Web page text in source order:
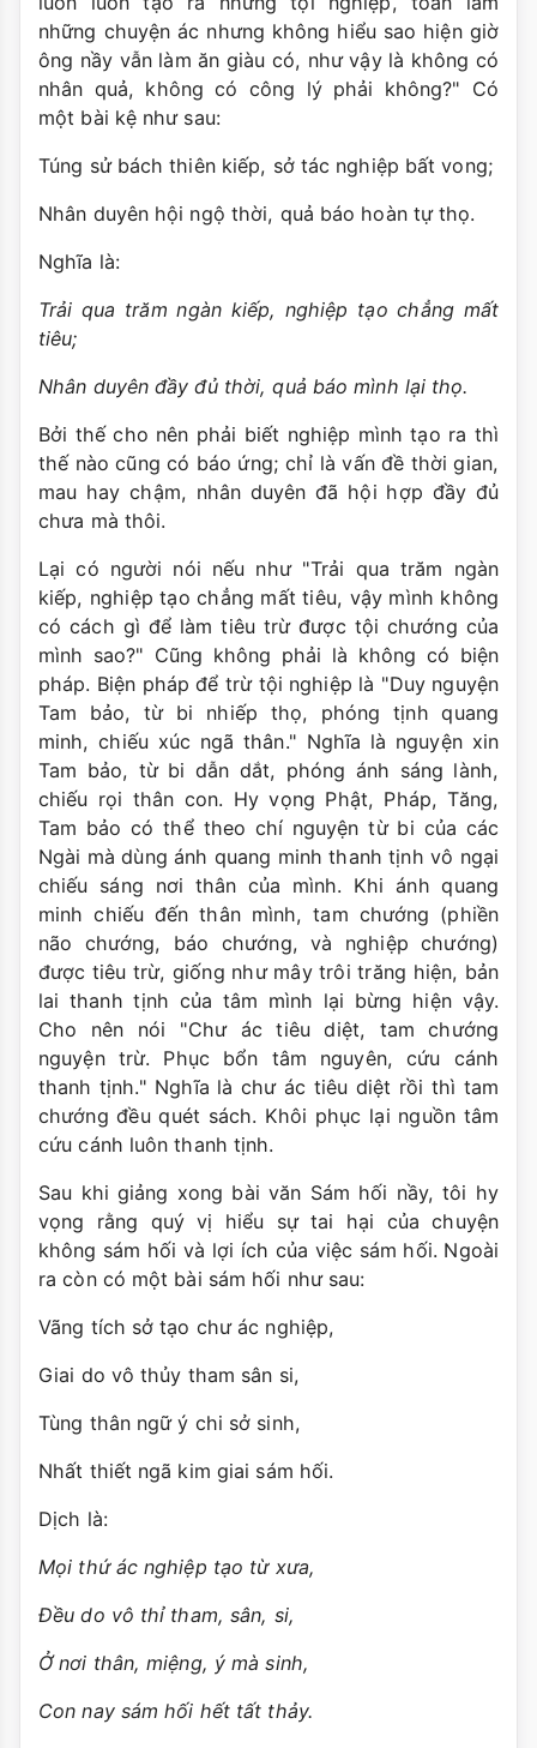
những chuyện ác nhưng không hiểu sao hiện giờ
ông nầy vẫn làm ăn giàu có, như vậy là không có
nhân quả, không có công lý phải không?" Có
một bài kệ như sau:
Túng sử bách thiên kiếp, sở tác nghiệp bất vong;
Nhân duyên hội ngộ thời, quả báo hoàn tự thọ.
Nghĩa là:
Trải qua trăm ngàn kiếp, nghiệp tạo chẳng mất
tiêu;
Nhân duyên đầy đủ thời, quả báo mình lại thọ.
Bởi thế cho nên phải biết nghiệp mình tạo ra thì
thế nào cũng có báo ứng; chỉ là vấn đề thời gian,
mau hay chậm, nhân duyên đã hội hợp đầy đủ
chưa mà thôi.
Lại có người nói nếu như "Trải qua trăm ngàn
kiếp, nghiệp tạo chẳng mất tiêu, vậy mình không
có cách gì để làm tiêu trừ được tội chướng của
mình sao?" Cũng không phải là không có biện
pháp. Biện pháp để trừ tội nghiệp là "Duy nguyện
Tam bảo, từ bi nhiếp thọ, phóng tịnh quang
minh, chiếu xúc ngã thân." Nghĩa là nguyện xin
Tam bảo, từ bi dẫn dắt, phóng ánh sáng lành,
chiếu rọi thân con. Hy vọng Phật, Pháp, Tăng,
Tam bảo có thể theo chí nguyện từ bi của các
Ngài mà dùng ánh quang minh thanh tịnh vô ngại
chiếu sáng nơi thân của mình. Khi ánh quang
minh chiếu đến thân mình, tam chướng (phiền
não chướng, báo chướng, và nghiệp chướng)
được tiêu trừ, giống như mây trôi trăng hiện, bản
lai thanh tịnh của tâm mình lại bừng hiện vậy.
Cho nên nói "Chư ác tiêu diệt, tam chướng
nguyện trừ. Phục bổn tâm nguyên, cứu cánh
thanh tịnh." Nghĩa là chư ác tiêu diệt rồi thì tam
chướng đều quét sách. Khôi phục lại nguồn tâm
cứu cánh luôn thanh tịnh.
Sau khi giảng xong bài văn Sám hối nầy, tôi hy
vọng rằng quý vị hiểu sự tai hại của chuyện
không sám hối và lợi ích của việc sám hối. Ngoài
ra còn có một bài sám hối như sau:
Vãng tích sở tạo chư ác nghiệp,
Giai do vô thủy tham sân si,
Tùng thân ngữ ý chi sở sinh,
Nhất thiết ngã kim giai sám hối.
Dịch là:
Mọi thứ ác nghiệp tạo từ xưa,
Ðều do vô thỉ tham, sân, si,
Ở nơi thân, miệng, ý mà sinh,
Con nay sám hối hết tất thảy.